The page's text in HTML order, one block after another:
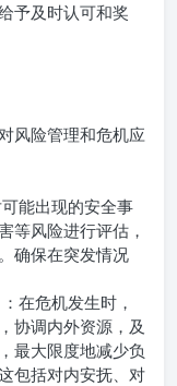
予及时认可和奖
风险管理和危机应
可能出现的安全事
等风险进行评估，
确保在突发情况
：在危机发生时，
协调内外资源，及
最大限度地减少负
包括对内安抚、对